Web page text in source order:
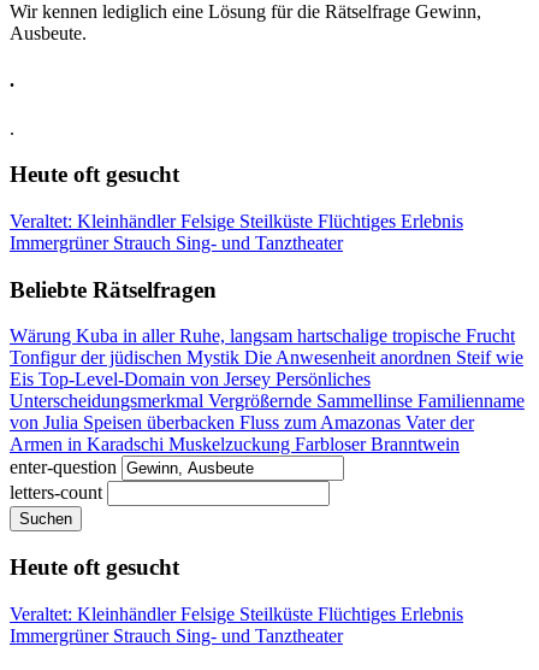
Wir kennen lediglich eine Lösung für die Rätselfrage Gewinn,
Ausbeute.
.
.
Heute oft gesucht
Veraltet: KleinhändlerFelsige Steilküste Flüchtiges Erlebnis
Immergrüner Strauch Sing- und Tanztheater
Beliebte Rätselfragen
Wärung Kuba in aller Ruhe, langsam hartschalige tropische Frucht
Tonfigur der jüdischen Mystik Die Anwesenheit anordnen Steif wie
Eis Top-Level-Domain von Jersey Persönliches
Unterscheidungsmerkmal Vergrößernde Sammellinse Familienname
von Julia Speisen überbacken Fluss zum Amazonas Vater der
Armen in Karadschi Muskelzuckung Farbloser Branntwein
enter-question
letters-count
Suchen
Heute oft gesucht
Veraltet: KleinhändlerFelsige Steilküste Flüchtiges Erlebnis
Immergrüner Strauch Sing- und Tanztheater